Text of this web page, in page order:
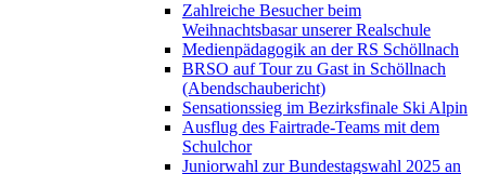
Zahlreiche Besucher beim
Weihnachtsbasar unserer Realschule
Medienpädagogik an der RS Schöllnach
BRSO auf Tour zu Gast in Schöllnach
(Abendschaubericht)
Sensationssieg im Bezirksfinale Ski Alpin
Ausflug des Fairtrade-Teams mit dem
Schulchor
Juniorwahl zur Bundestagswahl 2025 an